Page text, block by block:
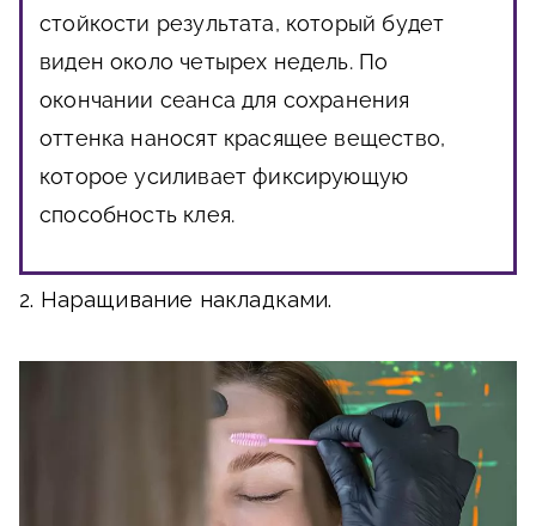
стойкости результата, который будет
виден около четырех недель. По
окончании сеанса для сохранения
оттенка наносят красящее вещество,
которое усиливает фиксирующую
способность клея.
2. Наращивание накладками.